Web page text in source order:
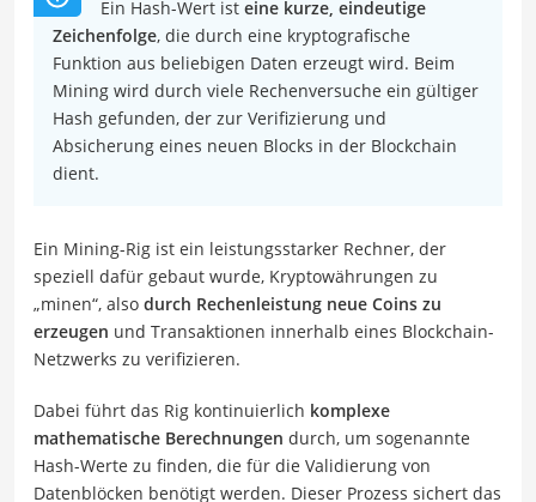
Ein Hash-Wert ist eine kurze, eindeutige
Zeichenfolge, die durch eine kryptografische
Funktion aus beliebigen Daten erzeugt wird. Beim
Mining wird durch viele Rechenversuche ein gültiger
Hash gefunden, der zur Verifizierung und
Absicherung eines neuen Blocks in der Blockchain
dient.
Ein Mining-Rig ist ein leistungsstarker Rechner, der
speziell dafür gebaut wurde, Kryptowährungen zu
„minen“, also durch Rechenleistung neue Coins zu
erzeugen und Transaktionen innerhalb eines Blockchain-
Netzwerks zu verifizieren.
Dabei führt das Rig kontinuierlich komplexe
mathematische Berechnungen durch, um sogenannte
Hash-Werte zu finden, die für die Validierung von
Datenblöcken benötigt werden. Dieser Prozess sichert das